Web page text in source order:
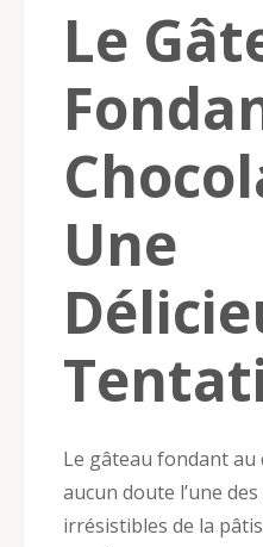
Le
Une
Le gâteau fondant au
aucun doute l’une
irrésistibles de la